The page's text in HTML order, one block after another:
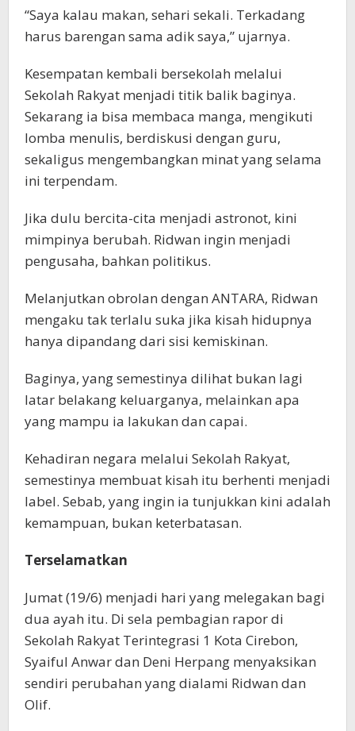
“Saya kalau makan, sehari sekali. Terkadang
harus barengan sama adik saya,” ujarnya.
Kesempatan kembali bersekolah melalui
Sekolah Rakyat menjadi titik balik baginya.
Sekarang ia bisa membaca manga, mengikuti
lomba menulis, berdiskusi dengan guru,
sekaligus mengembangkan minat yang selama
ini terpendam.
Jika dulu bercita-cita menjadi astronot, kini
mimpinya berubah. Ridwan ingin menjadi
pengusaha, bahkan politikus.
Melanjutkan obrolan dengan ANTARA, Ridwan
mengaku tak terlalu suka jika kisah hidupnya
hanya dipandang dari sisi kemiskinan.
Baginya, yang semestinya dilihat bukan lagi
latar belakang keluarganya, melainkan apa
yang mampu ia lakukan dan capai.
Kehadiran negara melalui Sekolah Rakyat,
semestinya membuat kisah itu berhenti menjadi
label. Sebab, yang ingin ia tunjukkan kini adalah
kemampuan, bukan keterbatasan.
Terselamatkan
Jumat (19/6) menjadi hari yang melegakan bagi
dua ayah itu. Di sela pembagian rapor di
Sekolah Rakyat Terintegrasi 1 Kota Cirebon,
Syaiful Anwar dan Deni Herpang menyaksikan
sendiri perubahan yang dialami Ridwan dan
Olif.